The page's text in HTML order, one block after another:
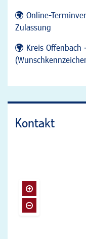
Online-
Zulassung
Kreis Offenbach
Kontakt